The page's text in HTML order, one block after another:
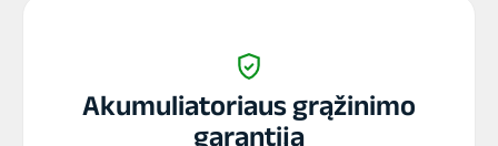
Akumuliatoriaus grąžinimo
garantija